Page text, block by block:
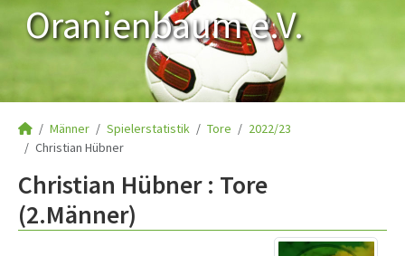
Oranienbaum e.V.
Männer Spielerstatistik Tore
2022/23
Christian Hübner
Christian Hübner : Tore
(2.Männer)